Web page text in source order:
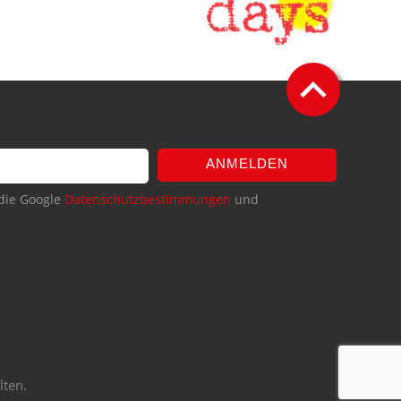
ANMELDEN
Google Datenschutzbestimmungen und